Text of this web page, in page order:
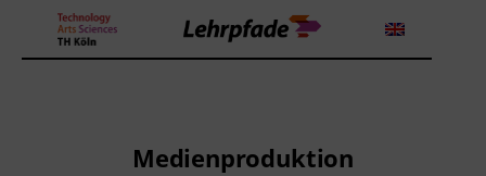
Theorien und Methoden
Medienproduktion